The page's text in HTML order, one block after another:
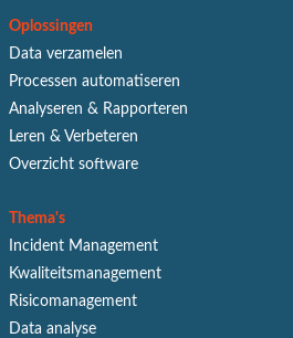
Oplossingen
Data verzamelen
Processen automatiseren
Analyseren & Rapporteren
Leren & Verbeteren
Overzicht software
Thema's
Incident Management
Kwaliteitsmanagement
Risicomanagement
Data analyse